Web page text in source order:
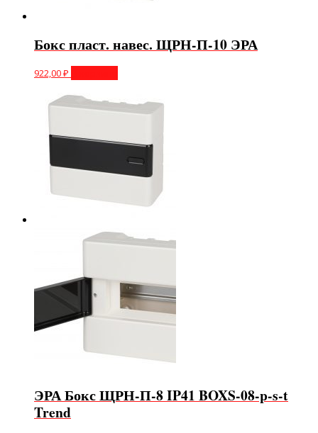
Бокс пласт. навес. ЩРН-П-10 ЭРА
922,00₽
ЭРА Бокс ЩРН-П-8 IP41 BOXS-08-p-s-t
Trend